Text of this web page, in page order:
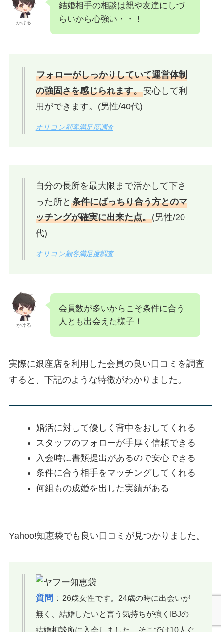
かける
結婚相手の相談は親や友達にしづ
らいから心強い・・！
フォローがしっかりしていて運営体制
の強固さを感じられます。安心して利
用ができます。(男性/40代)
オリコン顧客満足度調査
自分の長所を最大限まで活かして下さ
った所と 条件にばっちり合う方とのマ
ッチングが確実に出来た点。(男性/20
代)
オリコン顧客満足度調査
かける
会員数が多いからこそ条件に合う
人とも出会えた様子！
実際に銀座店を利用した会員の良い口コミを調査
すると、下記のような特徴がわかりました。
婚活に対して優しく背中をおしてくれる
スタッフのフォローが手厚く信頼できる
入会時に書類提出があるので安心できる
条件に合う相手をマッチングしてくれる
何組もの成婚を出した実績がある
Yahoo!知恵袋でも良い口コミが見つかりました。
質問 ： 26歳女性です。24歳の時に出会いが
無く、結婚したいと言う気持ちが強くIBJの
結婚相談所に入会しました。そこでは10人ぐ